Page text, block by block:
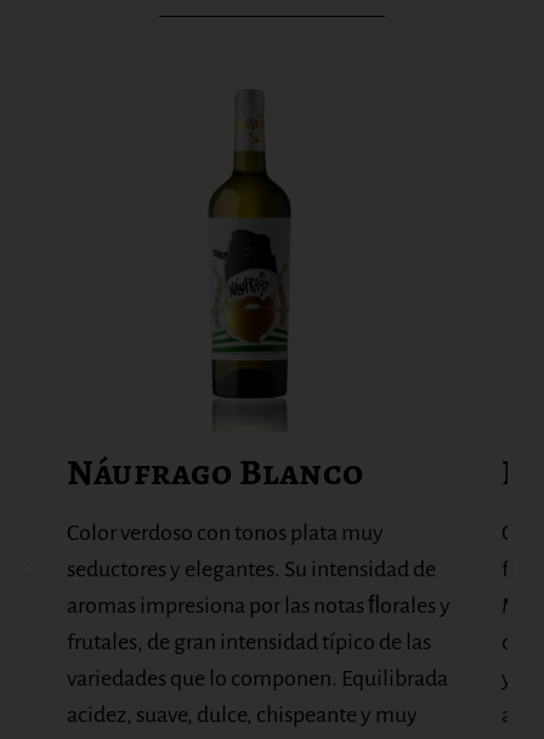
Náufrago Blanco
Color verdoso con tonos plata muy
seductores y elegantes. Su intensidad de
aromas impresiona por las notas ﬂorales y
frutales, de gran intensidad típico de las
variedades que lo componen. Equilibrada
acidez, suave, dulce, chispeante y muy
dan
y